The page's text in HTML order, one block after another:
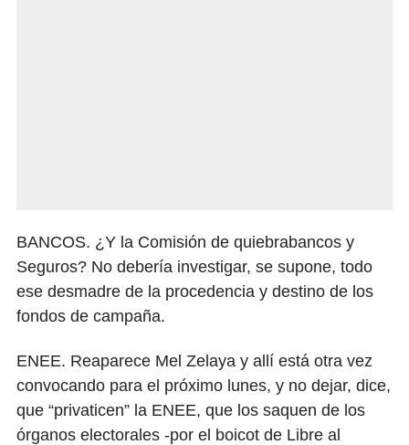
BANCOS. ¿Y la Comisión de quiebrabancos y
Seguros? No debería investigar, se supone, todo
ese desmadre de la procedencia y destino de los
fondos de campaña.
ENEE. Reaparece Mel Zelaya y allí está otra vez
convocando para el próximo lunes, y no dejar, dice,
que “privaticen” la ENEE, que los saquen de los
órganos electorales -por el boicot de Libre al